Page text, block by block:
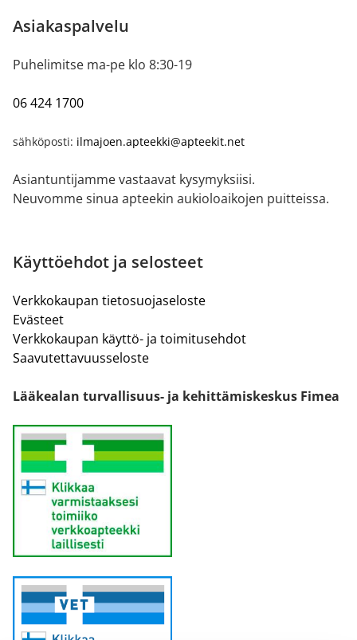
Asiakaspalvelu
Puhelimitse ma-pe klo 8:30-19
06 424 1700
sähköposti: ilmajoen.apteekki@apteekit.net
Asiantuntijamme vastaavat kysymyksiisi.
Neuvomme sinua apteekin aukioloaikojen puitteissa.
Käyttöehdot ja selosteet
Verkkokaupan tietosuojaseloste
Evästeet
Verkkokaupan käyttö- ja toimitusehdot
Saavutettavuusseloste
Lääkealan turvallisuus- ja kehittämiskeskus Fimea